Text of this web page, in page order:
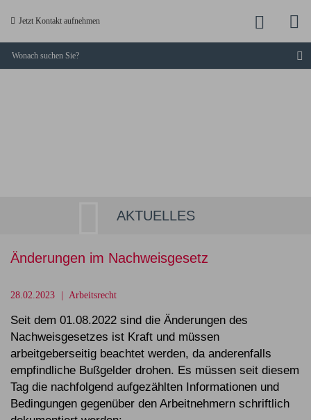
Jetzt Kontakt aufnehmen
Jetzt
AKTUELLES
Änderungen im Nachweisgesetz
28.02.2023 Arbeitsrecht
Seit dem 01.08.2022 sind die Änderungen des
Nachweisgesetzes ist Kraft und müssen
arbeitgeberseitig beachtet werden, da anderenfalls
empfindliche Bußgelder drohen. Es müssen seit diesem
Tag die nachfolgend aufgezählten Informationen und
Bedingungen gegenüber den Arbeitnehmern schriftlich